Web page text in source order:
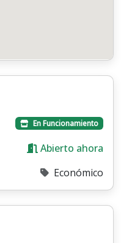
En Funcionamiento
Abierto ahora
Económico